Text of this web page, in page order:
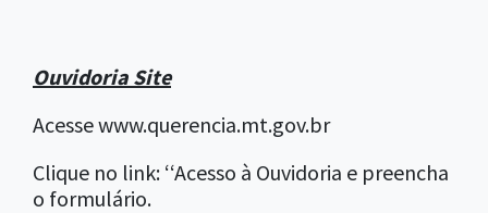
Ouvidoria Site
Acesse www.querencia.mt.gov.br
Clique no link: ‘‘Acesso à Ouvidoria e preencha
o formulário.